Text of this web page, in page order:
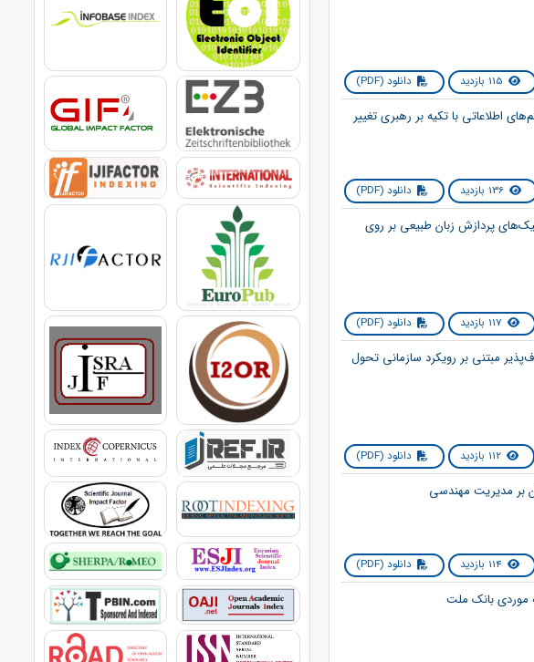
115 بازدید دانلود (PDF)
136 بازدید دانلود (PDF)
پردازش زبان طبیعی بر روی
117 بازدید دانلود (PDF)
مبتنی بر رویکرد سازمانی تحول
112 بازدید دانلود (PDF)
114 بازدید دانلود (PDF)